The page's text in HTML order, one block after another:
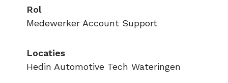
Rol
Medewerker Account Support
Locaties
Hedin Automotive Tech Wateringen